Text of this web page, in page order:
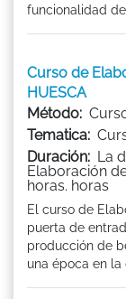
funcionalidad
Curso de
HUESCA
Método:
Tematica:
Duración: La
Elaboración
horas. horas
El curso de
puerta de
producción de
una época en la